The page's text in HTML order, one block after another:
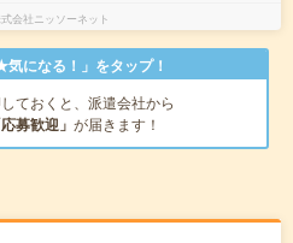
会社ニッソーネット
になる！」をタップ！
ておくと、派遣会社から
応募歓迎」 が届きます！